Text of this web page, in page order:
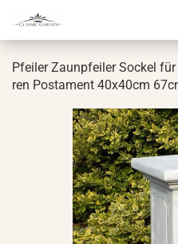
Pfei­ler Zaun­pfei­ler So­ckel
ren Pos­ta­ment 40x40cm